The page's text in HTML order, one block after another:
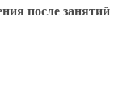
после занятий